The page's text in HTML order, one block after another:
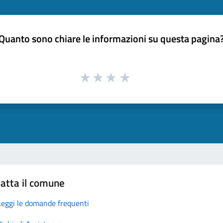
sono chiare le informazioni su questa
il comune
le domande frequenti